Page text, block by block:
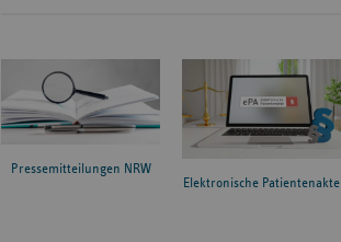
Pressemitteilungen NRW
Elektronische Patientenakte